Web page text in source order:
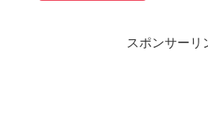
スポンサーリ